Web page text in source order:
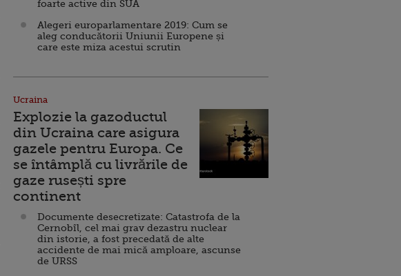
foarte active din SUA
Alegeri europarlamentare 2019: Cum se
aleg conducătorii Uniunii Europene și
care este miza acestui scrutin
Ucraina
Explozie la gazoductul
din Ucraina care asigura
gazele pentru Europa. Ce
se întâmplă cu livrările de
gaze rusești spre
continent
Documente desecretizate: Catastrofa de la
Cernobîl, cel mai grav dezastru nuclear
din istorie, a fost precedată de alte
accidente de mai mică amploare, ascunse
de URSS